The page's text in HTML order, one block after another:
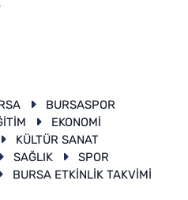
BURSASPOR
EKONOMİ
KÜLTÜR SANAT
SAĞLIK
SPOR
BURSA ETKİNLİK TAKVİMİ